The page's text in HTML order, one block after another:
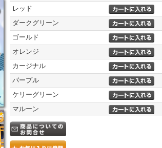
レッド
ダークグリーン
ゴールド
オレンジ
カージナル
パープル
ケリーグリーン
マルーン